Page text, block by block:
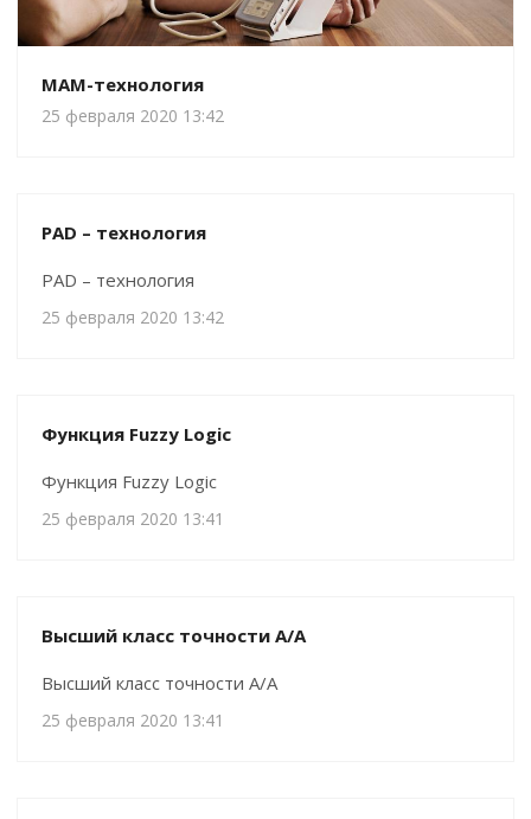
MAM-технология
25 февраля 2020 13:42
PAD – технология
PAD – технология
25 февраля 2020 13:42
Функция Fuzzy Logic
Функция Fuzzy Logic
25 февраля 2020 13:41
Высший класс точности A/A
Высший класс точности A/A
25 февраля 2020 13:41